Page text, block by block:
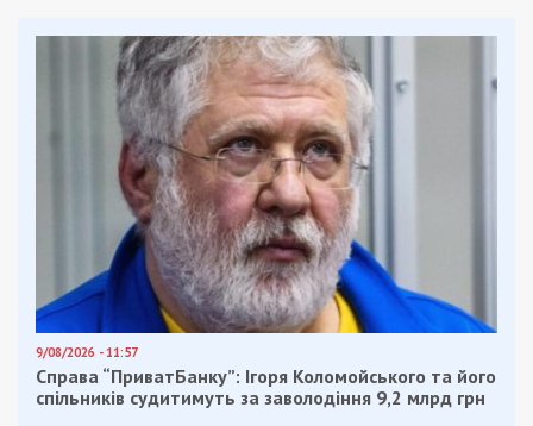
участок переправы, – сказал Михаил Лысенко
По его словам, крайний срок ремонтных работ –
до конца июля 2019 года. Стоимость ремонта –
10 миллионов гривен.
Также читайте:В школах Днепра появятся
контейнеры для сортировки мусора